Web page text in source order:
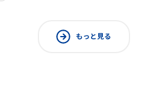
もっと見る